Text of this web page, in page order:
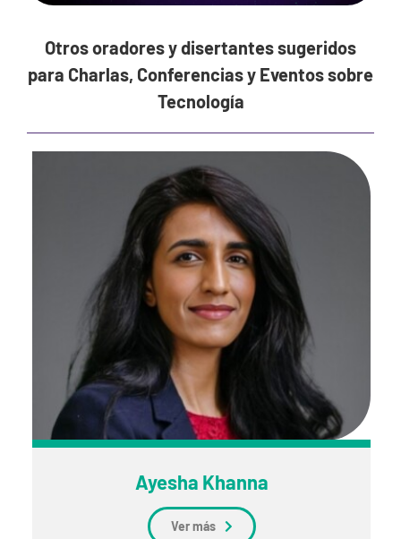
Otros oradores y disertantes sugeridos
para Charlas, Conferencias y Eventos sobre
Tecnología
Ayesha Khanna
Ver más